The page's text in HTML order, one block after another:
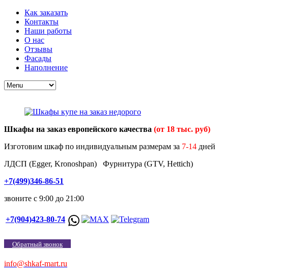
Как заказать
Контакты
Наши работы
О нас
Отзывы
Фасады
Наполнение
Шкафы на заказ европейского качества (от 18 тыс. руб)
Изготовим шкаф по индивидуальным размерам за 7-14 дней
ЛДСП (Egger, Kronoshpan) Фурнитура (GTV, Hettich)
+7(499)346-86-51
звоните с 9:00 до 21:00
+7(904)423-80-74
Обратный звонок
info@shkaf-mart.ru